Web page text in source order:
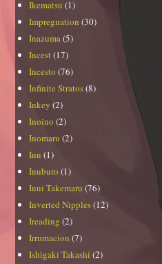
Ikematsu (1)
Impregnation (30)
Inazuma(5)
Incest (17)
Incesto (76)
Infinite Stratos(8)
Inkey (2)
Inoino (2)
Inomaru (2)
Inu (1)
Inuburo (1)
Inui Takemaru (76)
Inverted Nipples(12)
Ireading (2)
Irrumacion (7)
Ishigaki Takashi (2)